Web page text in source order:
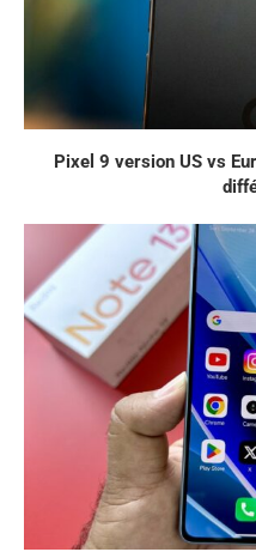
Pixel 9 version US vs